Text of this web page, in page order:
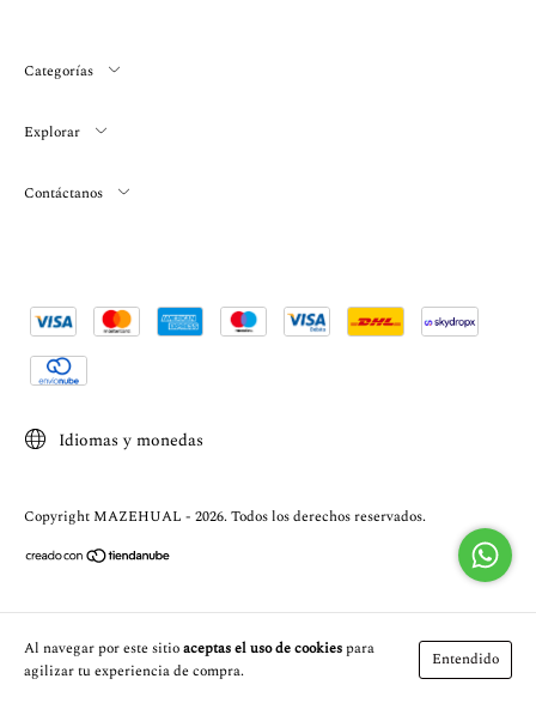
Al navegar por este sitioaceptas el uso de cookiespara
agilizar tu experiencia de compra.
Entendido
Categorías
Explorar
Contáctanos
Idiomas y monedas
Copyright MAZEHUAL - 2026. Todos los derechos reservados.